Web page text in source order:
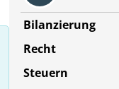
Bilanzierung
Recht
Steuern